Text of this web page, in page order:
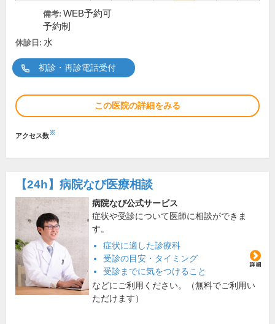
備考: WEB予約可
予約制
休診日: 水
初診・再診電話受付
この医院の詳細をみる
アクセス数※
【24h】 病院なび医療相談
病院なび公式サービス
症状や受診について医師に相談ができま
す。
症状に適した診療科
受診の目安・タイミング
受診までに気をつけること
などにご利用ください。（無料でご利用い
ただけます）